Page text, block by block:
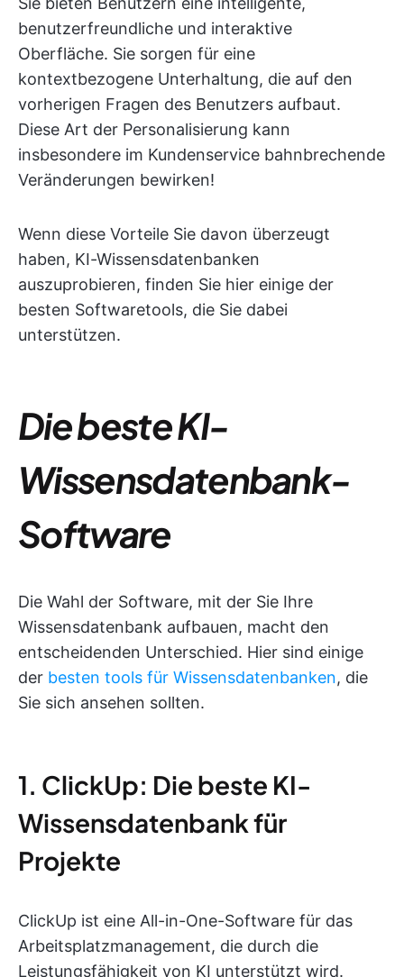
benutzerfreundliche und interaktive
Oberfläche. Sie sorgen für eine
kontextbezogene Unterhaltung, die auf den
vorherigen Fragen des Benutzers aufbaut.
Diese Art der Personalisierung kann
insbesondere im Kundenservice bahnbrechende
Veränderungen bewirken!
Wenn diese Vorteile Sie davon überzeugt
haben, KI-Wissensdatenbanken
auszuprobieren, finden Sie hier einige der
besten Softwaretools, die Sie dabei
unterstützen.
Die beste KI-
Wissensdatenbank-
Software
Die Wahl der Software, mit der Sie Ihre
Wissensdatenbank aufbauen, macht den
entscheidenden Unterschied. Hier sind einige
der besten tools für Wissensdatenbanken, die
Sie sich ansehen sollten.
1. ClickUp: Die beste KI-
Wissensdatenbank für
Projekte
ClickUp ist eine All-in-One-Software für das
Arbeitsplatzmanagement, die durch die
Leistungsfähigkeit von KI unterstützt wird.